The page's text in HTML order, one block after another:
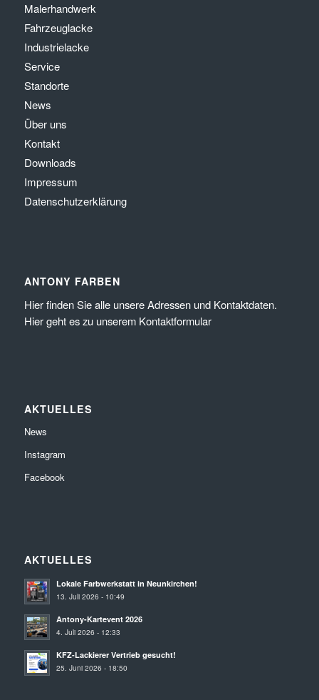
Malerhandwerk
Fahrzeuglacke
Industrielacke
Service
Standorte
News
Über uns
Kontakt
Downloads
Impressum
Datenschutzerklärung
ANTONY FARBEN
Hierfinden Sie alle unsere Adressen und Kontaktdaten.
Hiergeht es zu unserem Kontaktformular
AKTUELLES
News
Instagram
Facebook
AKTUELLES
Lokale Farbwerkstatt in Neunkirchen!
13. Juli 2026 - 10:49
Antony-Kartevent 2026
4. Juli 2026 - 12:33
KFZ-Lackierer Vertrieb gesucht!
25. Juni 2026 - 18:50